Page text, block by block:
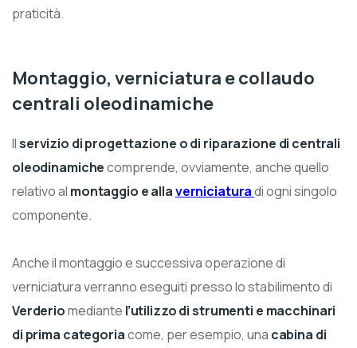
praticità.
Montaggio, verniciatura e collaudo
centrali oleodinamiche
Ilservizio di progettazione o di riparazione di centrali
oleodinamichecomprende, ovviamente, anche quello
relativo al montaggio e allaverniciaturadi ogni singolo
componente.
Anche il montaggio e successiva operazione di
verniciatura verranno eseguiti presso lo stabilimento di
Verderiomediante l’utilizzo di strumenti e macchinari
di prima categoriacome, per esempio, una cabina di